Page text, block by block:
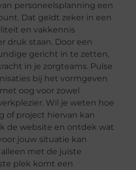
personeelsplanning een
Dat geldt zeker in een
en vakkennis
druk staan. Door een
gericht in te zetten,
in je zorgteams. Pulse
bij het vormgeven
oog voor zowel
Wil je weten hoe
of project hiervan kan
de website en ontdek wat
jouw situatie kan
met de juiste
plek komt een